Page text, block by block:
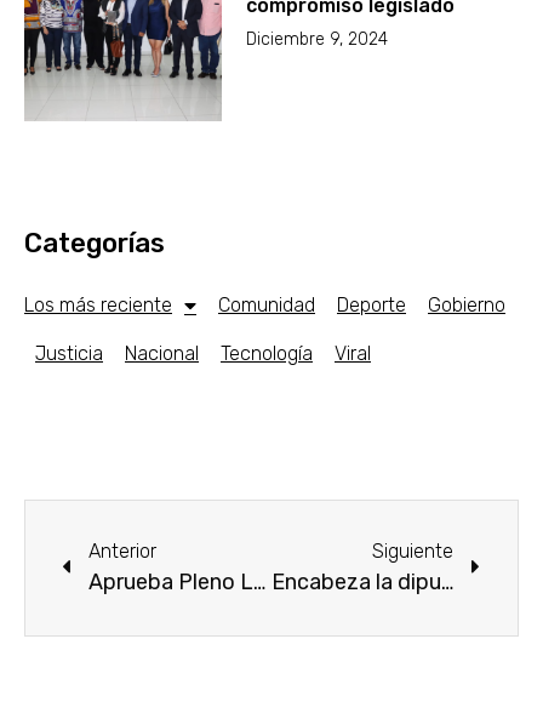
compromiso legislado
Diciembre 9, 2024
Categorías
Los más reciente Comunidad Deporte Gobierno
Justicia Nacional Tecnología Viral
Anterior
Aprueba Pleno Legislativo exhorto para que se otorgue compensación por “Riesgo volcánico” a docentes
Siguiente
Encabeza la diputada Veronica Anrubio el Foro “Salvemos nuestro mundo: Agenda 2030”